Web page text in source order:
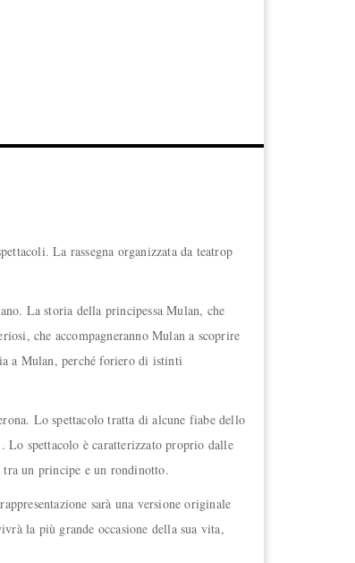
La rassegna organizzata da teatrop
La storia della principessa Mulan, che
che accompagneranno Mulan a scoprire
a Mulan, perché foriero di istinti
Lo spettacolo tratta di alcune fiabe dello
Lo spettacolo è caratterizzato proprio dalle
tra un principe e un rondinotto.
sarà una versione originale
la più grande occasione della sua vita,